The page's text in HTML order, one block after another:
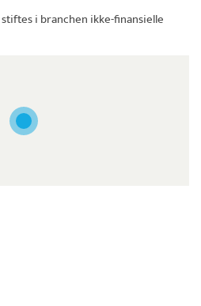
stiftes i branchen ikke-finansielle